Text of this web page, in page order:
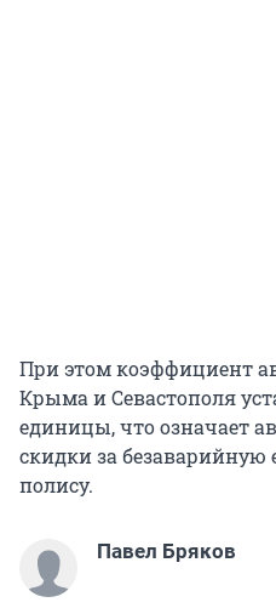
При этом коэффициент
Крыма и Севастополя
единицы, что означает
скидки за
полису.
Павел Бряков